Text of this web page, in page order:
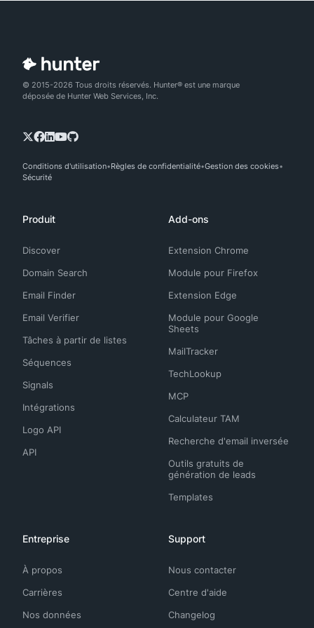
© 2015-2026 Tous droits réservés. Hunter® est une marque
déposée de Hunter Web Services, Inc.
Conditions d'utilisation Règles de confidentialité Gestion des cookies
Sécurité
Produit
Discover
Domain Search
Email Finder
Email Verifier
Tâches à partir de listes
Séquences
Signals
Intégrations
Logo API
API
Add-ons
Extension Chrome
Module pour Firefox
Extension Edge
Module pour Google
Sheets
MailTracker
TechLookup
MCP
Calculateur TAM
Recherche d'email inversée
Outils gratuits de
génération de leads
Templates
Entreprise
À propos
Carrières
Nos données
Support
Nous contacter
Centre d'aide
Changelog